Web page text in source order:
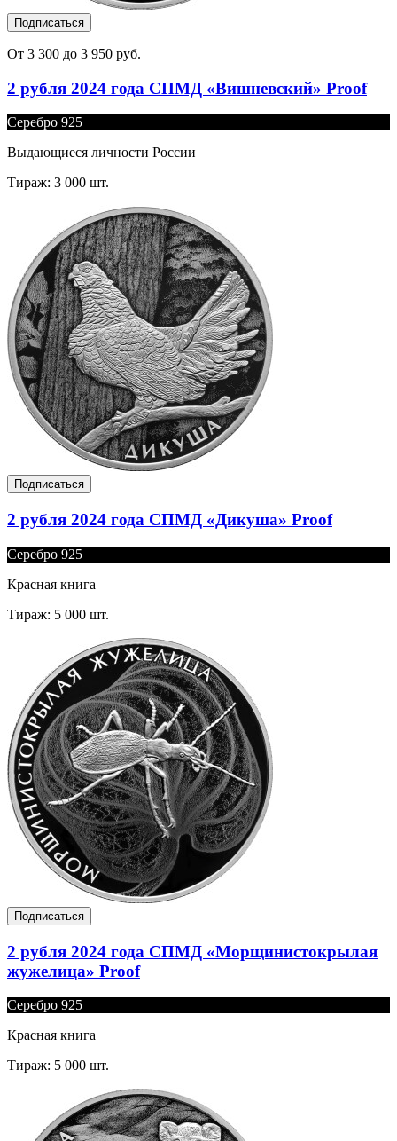
Подписаться
От 3 300 до 3 950 руб.
2 рубля 2024 года СПМД «Вишневский» Proof
Серебро 925
Выдающиеся личности России
Тираж: 3 000 шт.
Подписаться
2 рубля 2024 года СПМД «Дикуша» Proof
Серебро 925
Красная книга
Тираж: 5 000 шт.
Подписаться
2 рубля 2024 года СПМД «Морщинистокрылая
жужелица» Proof
Серебро 925
Красная книга
Тираж: 5 000 шт.